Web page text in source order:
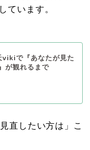
ています。
vikiで『あなたが見た
が観れるまで
直したい方は」こ